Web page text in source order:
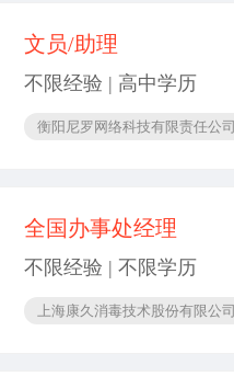
文员/助理
不限经验 | 高中学历
衡阳尼罗网络科技有限责任公司
全国办事处经理
不限经验 | 不限学历
上海康久消毒技术股份有限公司